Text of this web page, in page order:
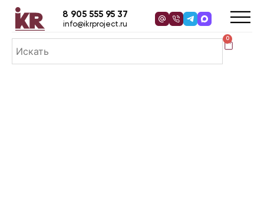
0
8 905 555 95 37
info@ikrproject.ru